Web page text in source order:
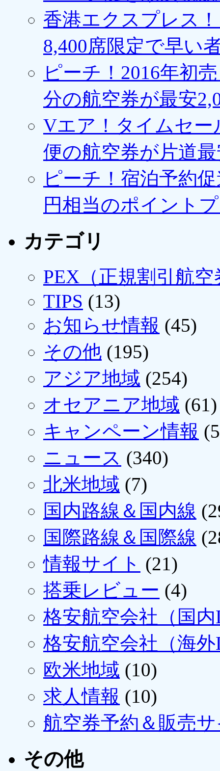
香港エクスプレス
8,400席限定で早い
ピーチ！2016年初
分の航空券が最安
Vエア！タイムセー
便の航空券が片道最
ピーチ！宿泊予約
円相当のポイント
カテゴリ
PEX（正規割引航空
TIPS (13)
お知らせ情報 (45)
その他 (195)
アジア地域 (254)
オセアニア地域 (61)
キャンペーン情報
ニュース (340)
北米地域 (7)
国内路線＆国内線
国際路線＆国際線
情報サイト (21)
搭乗レビュー (4)
格安航空会社（国
格安航空会社（海
欧米地域 (10)
求人情報 (10)
航空券予約＆販売
その他